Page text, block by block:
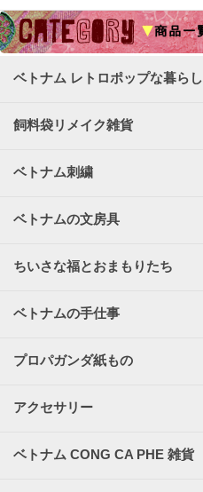
ベトナム レトロポップな暮らし
飼料袋リメイク雑貨
ベトナム刺繍
ベトナムの文房具
ちいさな福とおまもりたち
ベトナムの手仕事
プロパガンダ紙もの
アクセサリー
ベトナム CONG CA PHE 雑貨